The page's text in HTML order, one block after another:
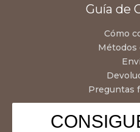
Guía de
Cómo
Métodos
Preguntas